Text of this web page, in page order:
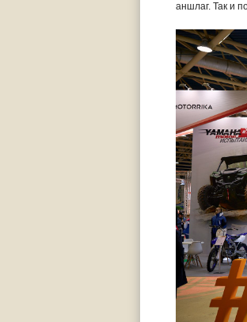
аншлаг. Так и